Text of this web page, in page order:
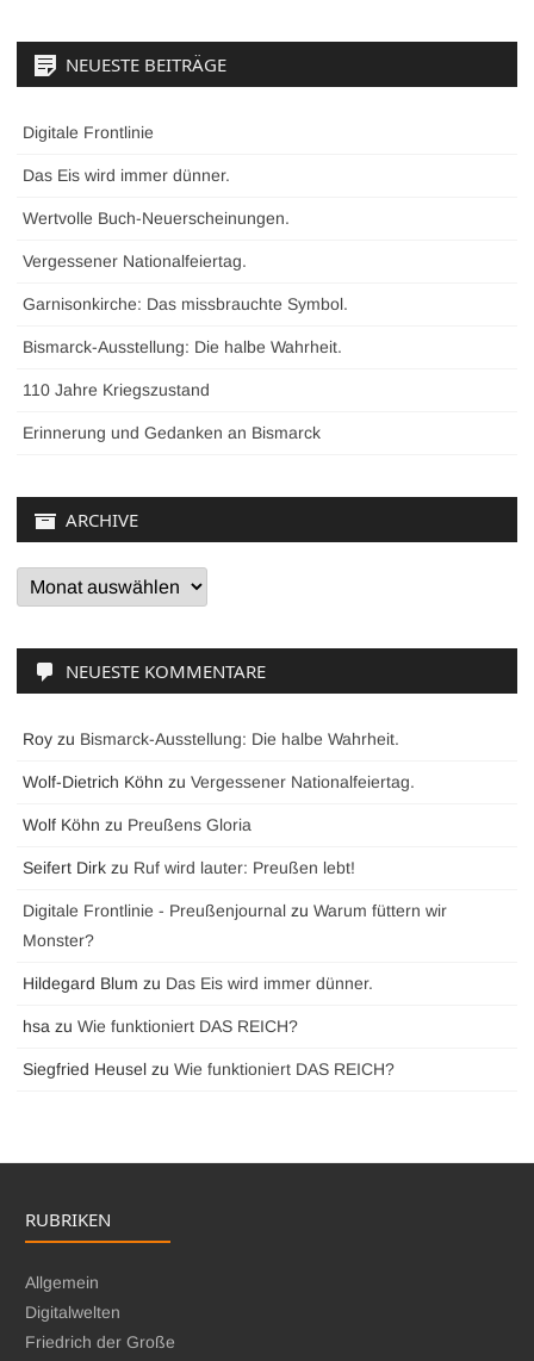
NEUESTE BEITRÄGE
Digitale Frontlinie
Das Eis wird immer dünner.
Wertvolle Buch-Neuerscheinungen.
Vergessener Nationalfeiertag.
Garnisonkirche: Das missbrauchte Symbol.
Bismarck-Ausstellung: Die halbe Wahrheit.
110 Jahre Kriegszustand
Erinnerung und Gedanken an Bismarck
ARCHIVE
Archive
NEUESTE KOMMENTARE
Roy zu Bismarck-Ausstellung: Die halbe Wahrheit.
Wolf-Dietrich Köhn zu Vergessener Nationalfeiertag.
Wolf Köhn zu Preußens Gloria
Seifert Dirk zu Ruf wird lauter: Preußen lebt!
Digitale Frontlinie - Preußenjournal zu Warum füttern wir
Monster?
Hildegard Blum zu Das Eis wird immer dünner.
hsa zu Wie funktioniert DAS REICH?
Siegfried Heusel zu Wie funktioniert DAS REICH?
RUBRIKEN
Allgemein
Digitalwelten
Friedrich der Große